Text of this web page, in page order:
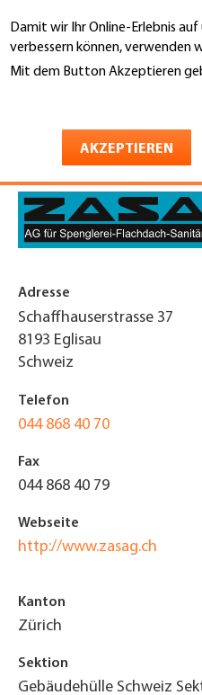
Damit wir Ihr Online-Erlebnis auf
verbessern können, verwenden
Mit dem Button Akzeptieren
AKZEPTIEREN
zum
Inhalt
ZASAG AG
Adresse
Schaffhauserstrasse 37
8193 Eglisau
Schweiz
Telefon
044 868 40 70
Fax
044 868 40 79
Webseite
http://www.zasag.ch
Kanton
Zürich
Sektion
Gebäudehülle Schweiz